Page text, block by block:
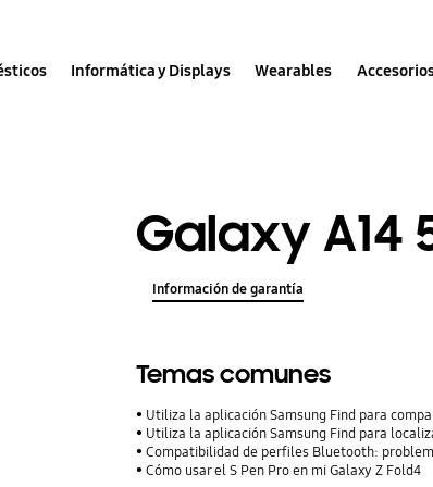
Informática y Displays Wearables
Galaxy A14
Información de garantía
Temas comunes
Utiliza la aplicación Samsung Find para
Utiliza la aplicación Samsung Find para
Compatibilidad de perfiles Bluetooth:
Cómo usar el S Pen Pro en mi Galaxy Z Fold4